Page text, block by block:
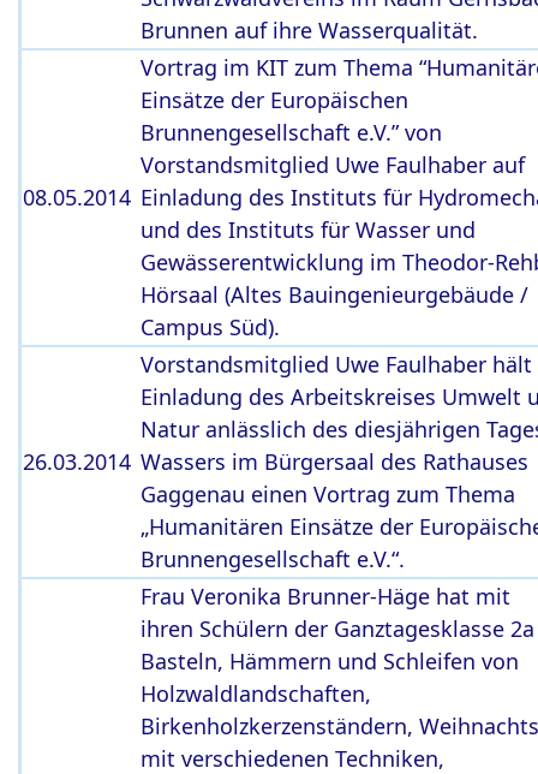
Brunnen auf ihre Wasserqualität.
08.05.2014
Vortrag im KIT zum Thema
Einsätze der Europäischen
Brunnengesellschaft e.V.” von
Vorstandsmitglied Uwe Faulhaber auf
Einladung des Instituts für
und des Instituts für Wasser und
Gewässerentwicklung im Theodor-
Hörsaal (Altes Bauingenieurgebäude /
Campus Süd).
26.03.2014
Vorstandsmitglied Uwe Faulhaber hält
Einladung des Arbeitskreises Umwelt
Natur anlässlich des diesjährigen
Wassers im Bürgersaal des Rathauses
Gaggenau einen Vortrag zum Thema
„Humanitären Einsätze der
Brunnengesellschaft e.V.“.
Frau Veronika Brunner-Häge hat mit
ihren Schülern der Ganztagesklasse
Basteln, Hämmern und Schleifen von
Holzwaldlandschaften,
Birkenholzkerzenständern,
mit verschiedenen Techniken,